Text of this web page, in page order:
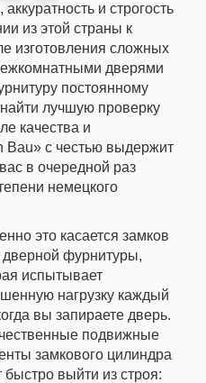
и строгость
из этой страны к
изготовления сложных
дверями
постоянному
лучшую проверку
качества и
Bau» с честью выдержит
в очередной раз
немецкого
это касается замков
дверной фурнитуры,
испытывает
нагрузку каждый
вы запираете дверь.
подвижные
замкового цилиндра
быстро выйти из строя: